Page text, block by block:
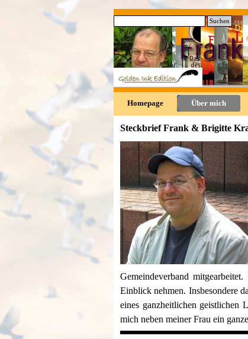
Direkt zum Seiteninhalt
Suchen
0
Homepage Über mich
Steckbrief Frank & Brigitte
Gemeindeverband
Einblick nehmen. Insbesondere
eines ganzheitlichen geistlichen
mich neben meiner Frau ein